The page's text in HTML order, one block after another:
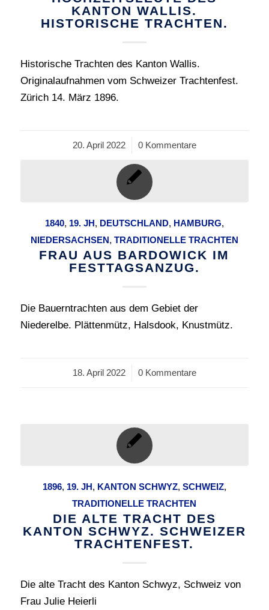
KANTON WALLIS.
HISTORISCHE TRACHTEN.
Historische Trachten des Kanton Wallis.
Originalaufnahmen vom Schweizer Trachtenfest.
Zürich 14. März 1896.
20. April 2022
/ 0 Kommentare
1840, 19. JH, DEUTSCHLAND, HAMBURG,
NIEDERSACHSEN, TRADITIONELLE TRACHTEN
FRAU AUS BARDOWICK IM
FESTTAGSANZUG.
Die Bauerntrachten aus dem Gebiet der
Niederelbe. Plättenmütz, Halsdook, Knustmütz.
18. April 2022
/ 0 Kommentare
1896, 19. JH, KANTON SCHWYZ, SCHWEIZ,
TRADITIONELLE TRACHTEN
DIE ALTE TRACHT DES
KANTON SCHWYZ. SCHWEIZER
TRACHTENFEST.
Die alte Tracht des Kanton Schwyz, Schweiz von
Frau Julie Heierli